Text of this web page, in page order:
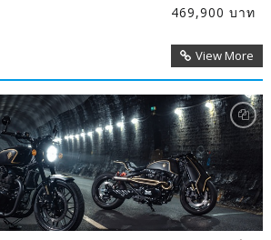
469,900 บาท
View More